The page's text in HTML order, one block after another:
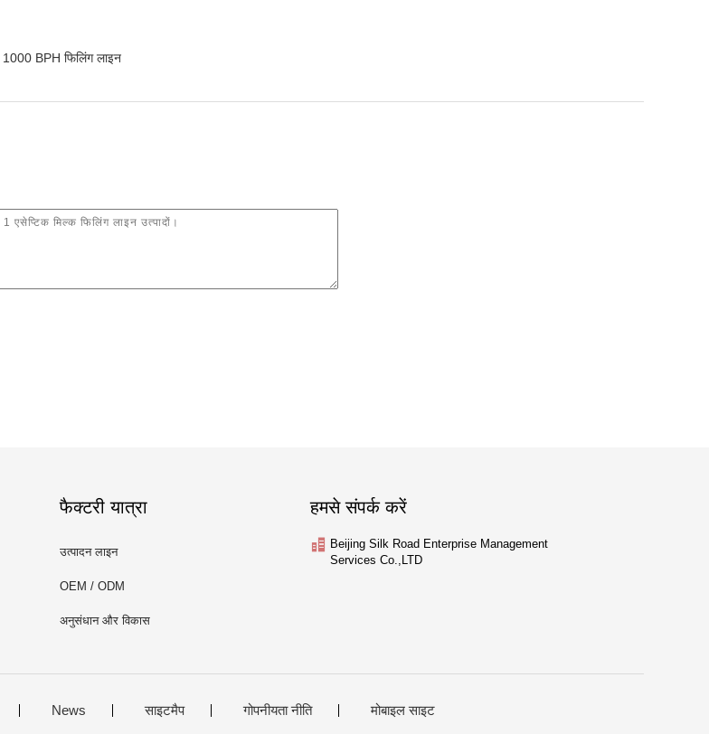
1000 BPH फिलिंग लाइन
फैक्टरी यात्रा
उत्पादन लाइन
OEM / ODM
अनुसंधान और विकास
हमसे संपर्क करें
Beijing Silk Road Enterprise Management
Services Co.,LTD
News साइटमैप गोपनीयता नीति मोबाइल साइट